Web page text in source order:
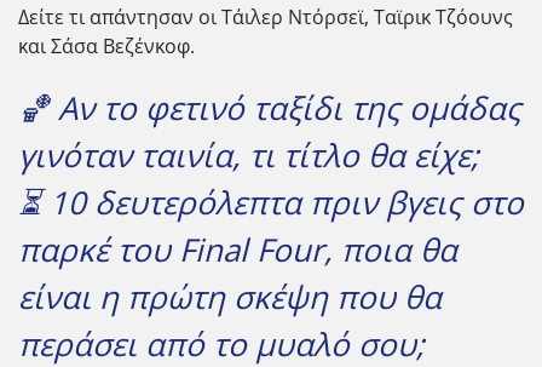
Δείτε τι απάντησαν οι Τάιλερ Ντόρσεϊ, Ταϊρικ Τζόουνς
και Σάσα Βεζένκοφ.
🏀 Αν το φετινό ταξίδι της ομάδας
γινόταν ταινία, τι τίτλο θα είχε;
⏳ 10 δευτερόλεπτα πριν βγεις στο
παρκέ του Final Four, ποια θα
είναι η πρώτη σκέψη που θα
περάσει από το μυαλό σου;